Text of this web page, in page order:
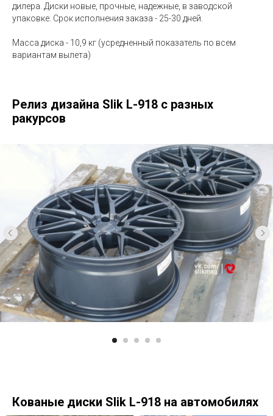
дилера. Диски новые, прочные, надежные, в заводской
упаковке. Срок исполнения заказа - 25-30 дней.
Масса диска - 10,9 кг (усредненный показатель по всем
вариантам вылета)
Релиз дизайна Slik L-918 с разных
ракурсов
Кованые диски Slik L-918 на автомобилях